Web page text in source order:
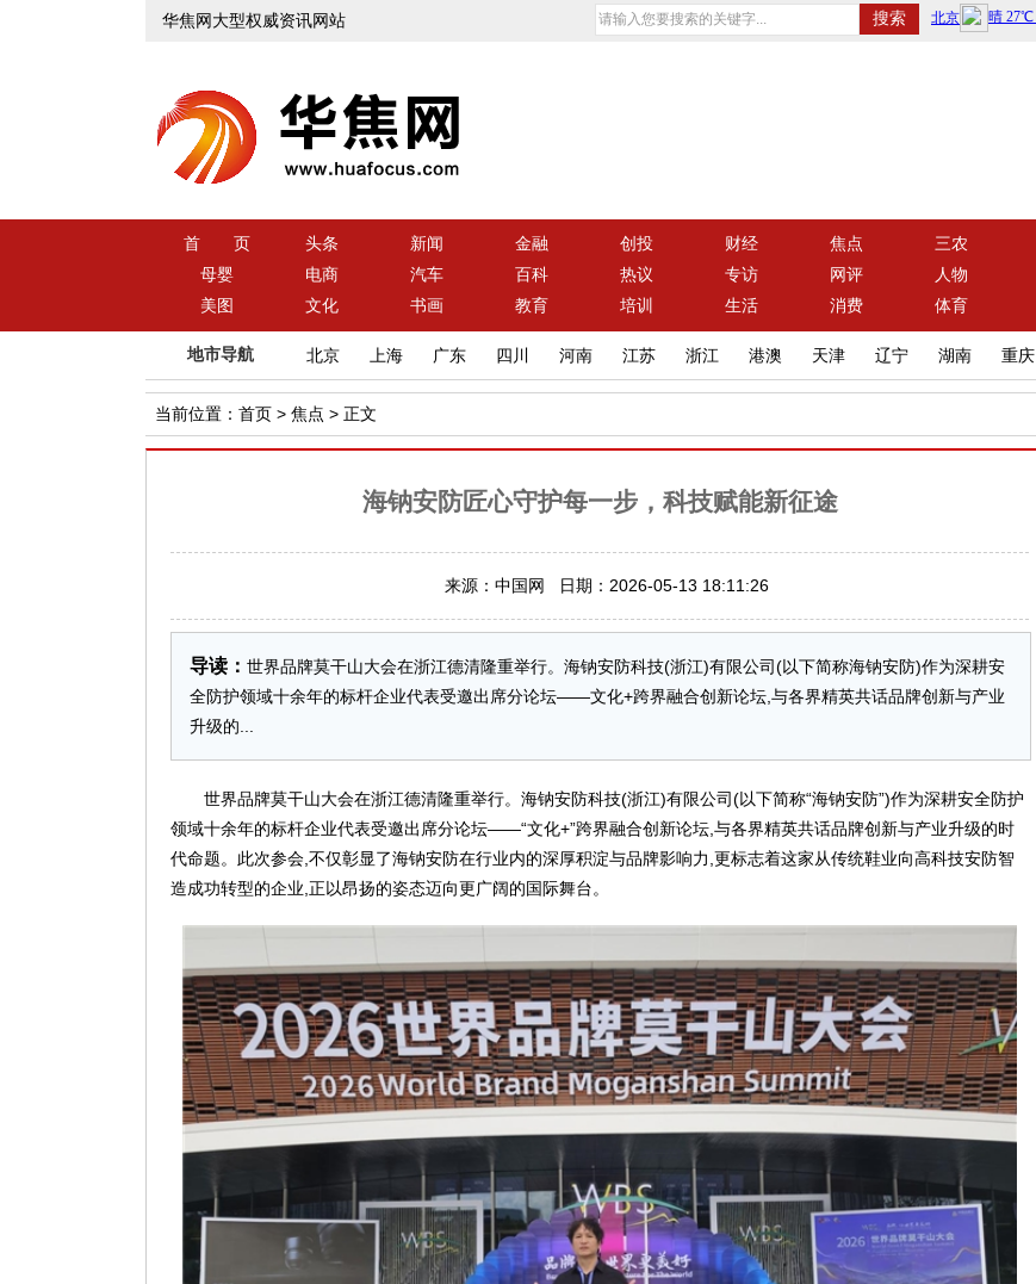
华焦网大型权威资讯网站
首 页 头条 新闻 金融 创投 财经 焦点 三农
母婴
电商 汽车 百科 热议 专访 网评 人物
美图
文化 书画 教育 培训 生活 消费 体育
地市导航 北京 上海 广东 四川 河南 江苏 浙江 港澳 天津 辽宁 湖南 重庆
当前位置： 首页 > 焦点 > 正文
海钠安防匠心守护每一步，科技赋能新征途
来源：中国网 日期：2026-05-13 18:11:26
导读： 世界品牌莫干山大会在浙江德清隆重举行。海钠安防科技(浙江)有限公司(以下简称海钠安防)作为深耕安
全防护领域十余年的标杆企业代表受邀出席分论坛——文化+跨界融合创新论坛,与各界精英共话品牌创新与产业
升级的...
世界品牌莫干山大会在浙江德清隆重举行。海钠安防科技(浙江)有限公司(以下简称“海钠安防”)作为深耕安全防护
领域十余年的标杆企业代表受邀出席分论坛——“文化+”跨界融合创新论坛,与各界精英共话品牌创新与产业升级的时
代命题。此次参会,不仅彰显了海钠安防在行业内的深厚积淀与品牌影响力,更标志着这家从传统鞋业向高科技安防智
造成功转型的企业,正以昂扬的姿态迈向更广阔的国际舞台。